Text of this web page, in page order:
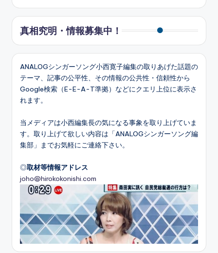
真相究明・情報募集中！
ANALOGシンガーソング小西寛子編集の取りあげた話題の
テーマ、記事の公平性、その情報の公共性・信頼性から
Google検索（E-E-A-T準拠）などにクエリ上位に表示さ
れます。
当メディアは小西編集長の気になる事象を取り上げていま
す。取り上げて欲しい内容は「ANALOGシンガーソング編
集部」までお気軽にご連絡下さい。
◎取材等情報アドレス
joho@hirokokonishi.com